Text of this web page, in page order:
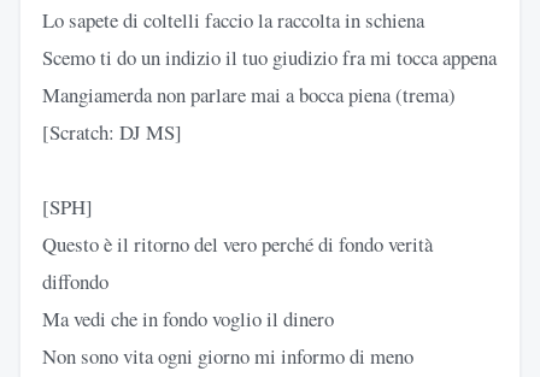
Lo sapete di coltelli faccio la raccolta in schiena
Scemo ti do un indizio il tuo giudizio fra mi tocca appena
Mangiamerda non parlare mai a bocca piena (trema)
[Scratch: DJ MS]
[SPH]
Questo è il ritorno del vero perché di fondo verità
diffondo
Ma vedi che in fondo voglio il dinero
Non sono vita ogni giorno mi informo di meno